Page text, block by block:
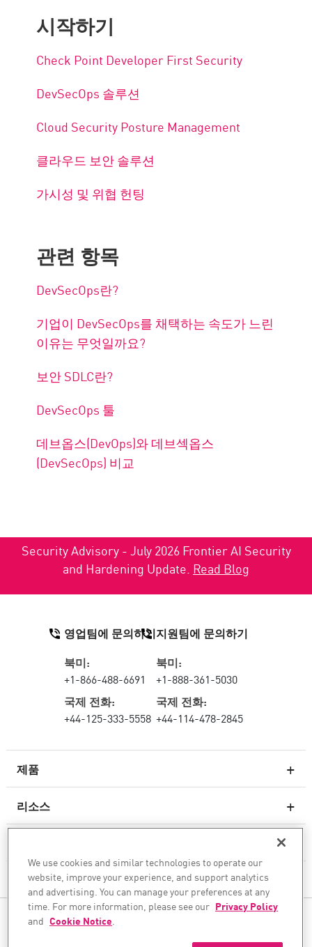
시작하기
Check Point Developer First Security
DevSecOps 솔루션
Cloud Security Posture Management
클라우드 보안 솔루션
가시성 및 위협 헌팅
관련 항목
DevSecOps란?
기업이 DevSecOps를 채택하는 속도가 느린
이유는 무엇일까요?
보안 SDLC란?
DevSecOps 툴
데브옵스(DevOps)와 데브섹옵스
(DevSecOps) 비교
Security Advisory - July 2026 Frontier AI Security
and Hardening Update. Read Blog
제품
차세대 방화벽
클라우드 네트워크 보안
WAF
리소스
회사
영업팀에 문의하기
북미:
+1-866-488-6691
국제 전화:
+44-125-333-5558
지원팀에 문의하기
북미:
+1-888-361-5030
국제 전화:
+44-114-478-2845
팔로우하기
We use cookies and similar technologies to operate our
website, improve your experience, and support analytics
and advertising. You can manage your preferences at any
time. For more information, please see our Privacy Policy
and Cookie Notice.